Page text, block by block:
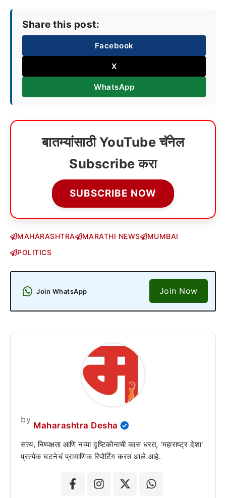
Share this post:
Facebook
X
WhatsApp
बातम्यांसाठी YouTube चॅनेल
Subscribe करा
SUBSCRIBE NOW
MAHARASHTRA MARATHI NEWS
MUMBAI
POLITICS
Join WhatsApp Join Now
by
Maharashtra Desha
सत्य, निष्पक्षता आणि नव्या दृष्टिकोनाची कास धरत, 'महाराष्ट्र देशा'
प्रत्येक घटनेचं प्रामाणिक रिपोर्टिंग करत आले आहे.